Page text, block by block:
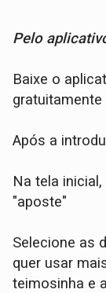
Pelo
Baixe o
gratuitamente
Após a
Na tela
"aposte"
Selecione as
quer usar
teimosinha e